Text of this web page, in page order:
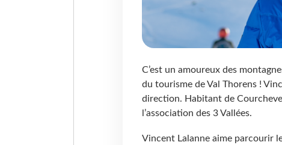
C’est un amoureux des
du tourisme de Val Thorens !
direction. Habitant de
l’association des 3 Vallées.
Vincent Lalanne aime parcourir